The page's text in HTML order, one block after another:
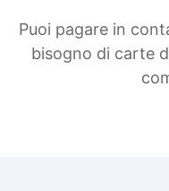
Puoi pagare in
bisogno di carte